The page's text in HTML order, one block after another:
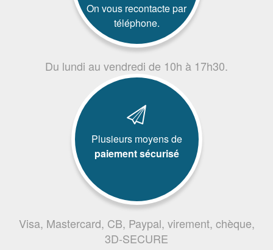
On vous recontacte par
téléphone.
Du lundi au vendredi de 10h à 17h30.
Plusieurs moyens de
paiement sécurisé
Visa, Mastercard, CB, Paypal, virement, chèque,
3D-SECURE